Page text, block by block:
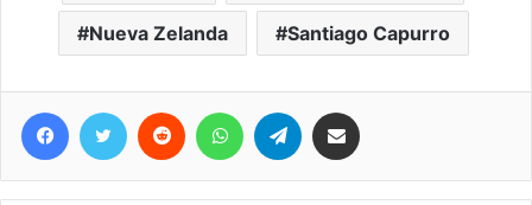
Nueva Zelanda Santiago Capurro
Telegram